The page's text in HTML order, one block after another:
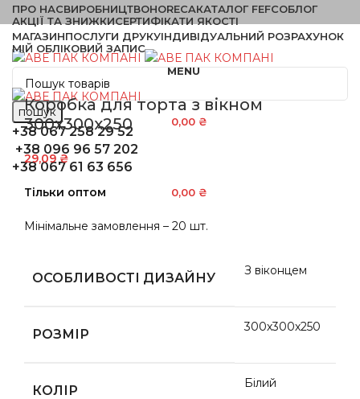
ПРО НАСВИРОБНИЦТВОHORECAКАТАЛОГ FEFCOБЛОГ
АКЦІЇ ТА ЗНИЖКИСЕРТИФІКАТИ ЯКОСТІ
МАГАЗИНПОСЛУГИ ДРУКУІНДИВІДУАЛЬНИЙ РОЗРАХУНОК
МІЙ ОБЛІКОВИЙ ЗАПИС
MENU
0,00 ₴
пошук
+38 067 258 29 52
+38 096 96 57 202
+38 067 61 63 656
0,00 ₴
Коробка для торта з вікном
300х300х250
29,09₴
Тільки оптом
Мінімальне замовлення – 20 шт.
ОСОБЛИВОСТІ ДИЗАЙНУ З віконцем
РОЗМІР 300х300х250
КОЛІР Білий